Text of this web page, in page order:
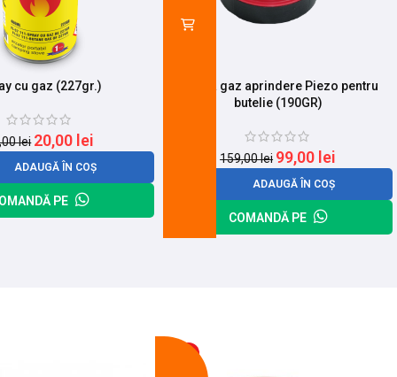
cu gaz (227gr.)
lei 20,00 lei
ADAUGĂ ÎN COȘ
PE
Lampa gaz aprindere Piezo pentru
butelie (190GR)
159,00lei 99,00 lei
ADAUGĂ ÎN COȘ
COMANDĂ PE